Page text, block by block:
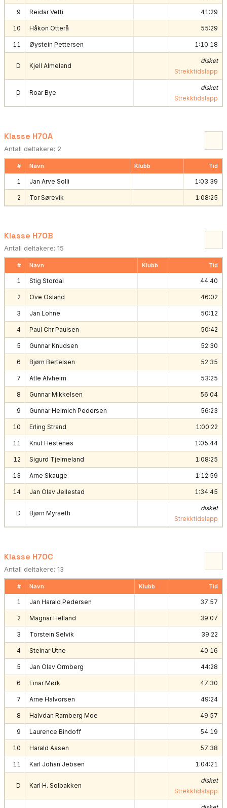
9 Reidar Vetti 41:29
10 Håkon Otterå 55:29
11 Øystein Pettersen 1:10:18
D Kjell Almeland
disket
Strekktidslapp
D Roar Bye
disket
Strekktidslapp
Klasse H70A
Antall deltakere: 2
# Navn Klubb Tid
1 Jan Arve Solli 1:03:39
2 Tor Sørevik 1:08:25
Klasse H70B
Antall deltakere: 15
# Navn Klubb Tid
1 Stig Stordal 44:40
2 Ove Osland 46:02
3 Jan Lohne 50:12
4 Paul Chr Paulsen 50:42
5 Gunnar Knudsen 52:30
6 Bjørn Bertelsen 52:35
7 Atle Alvheim 53:25
8 Gunnar Mikkelsen 56:04
9 Gunnar Helmich Pedersen 56:23
10 Erling Strand 1:00:22
11 Knut Hestenes 1:05:44
12 Sigurd Tjelmeland 1:08:25
13 Arne Skauge 1:12:59
14 Jan Olav Jellestad 1:34:45
D Bjørn Myrseth
disket
Strekktidslapp
Klasse H70C
Antall deltakere: 13
# Navn Klubb Tid
1 Jan Harald Pedersen 37:57
2 Magnar Helland 39:07
3 Torstein Selvik 39:22
4 Steinar Utne 40:16
5 Jan Olav Ormberg 44:28
6 Einar Mørk 47:30
7 Arne Halvorsen 49:24
8 Halvdan Ramberg Moe 49:57
9 Laurence Bindoff 54:19
10 Harald Aasen 57:38
11 Karl Johan Jebsen 1:04:21
D Karl H. Solbakken
disket
Strekktidslapp